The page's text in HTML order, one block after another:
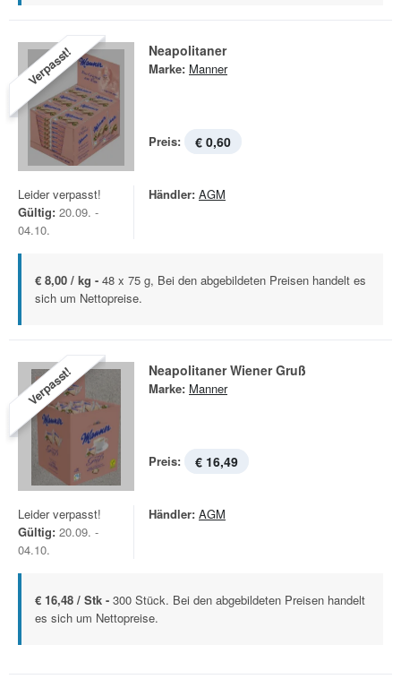
Verpasst! Neapolitaner
Marke: Manner
Preis: € 0,60
Leider verpasst!
Gültig: 20.09. -
04.10.
Händler: AGM
€ 8,00 / kg - 48 x 75 g, Bei den abgebildeten Preisen handelt es
sich um Nettopreise.
Verpasst! Neapolitaner Wiener Gruß
Marke: Manner
Preis: € 16,49
Leider verpasst!
Gültig: 20.09. -
04.10.
Händler: AGM
€ 16,48 / Stk - 300 Stück. Bei den abgebildeten Preisen handelt
es sich um Nettopreise.